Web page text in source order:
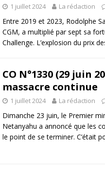
1 juillet 2024 La rédaction
Entre 2019 et 2023, Rodolphe
CGM, a multiplié par sept sa
Challenge. L’explosion du prix
CO N°1330 (29 juin
massacre continue
1 juillet 2024 La rédaction
Dimanche 23 juin, le Premier
Netanyahu a annoncé que les
le point de se terminer. C’était